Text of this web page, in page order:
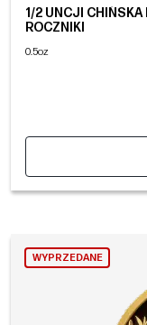
1/2 UNCJI CHIŃSKA
ROCZNIKI
0.5oz
WYPRZEDANE